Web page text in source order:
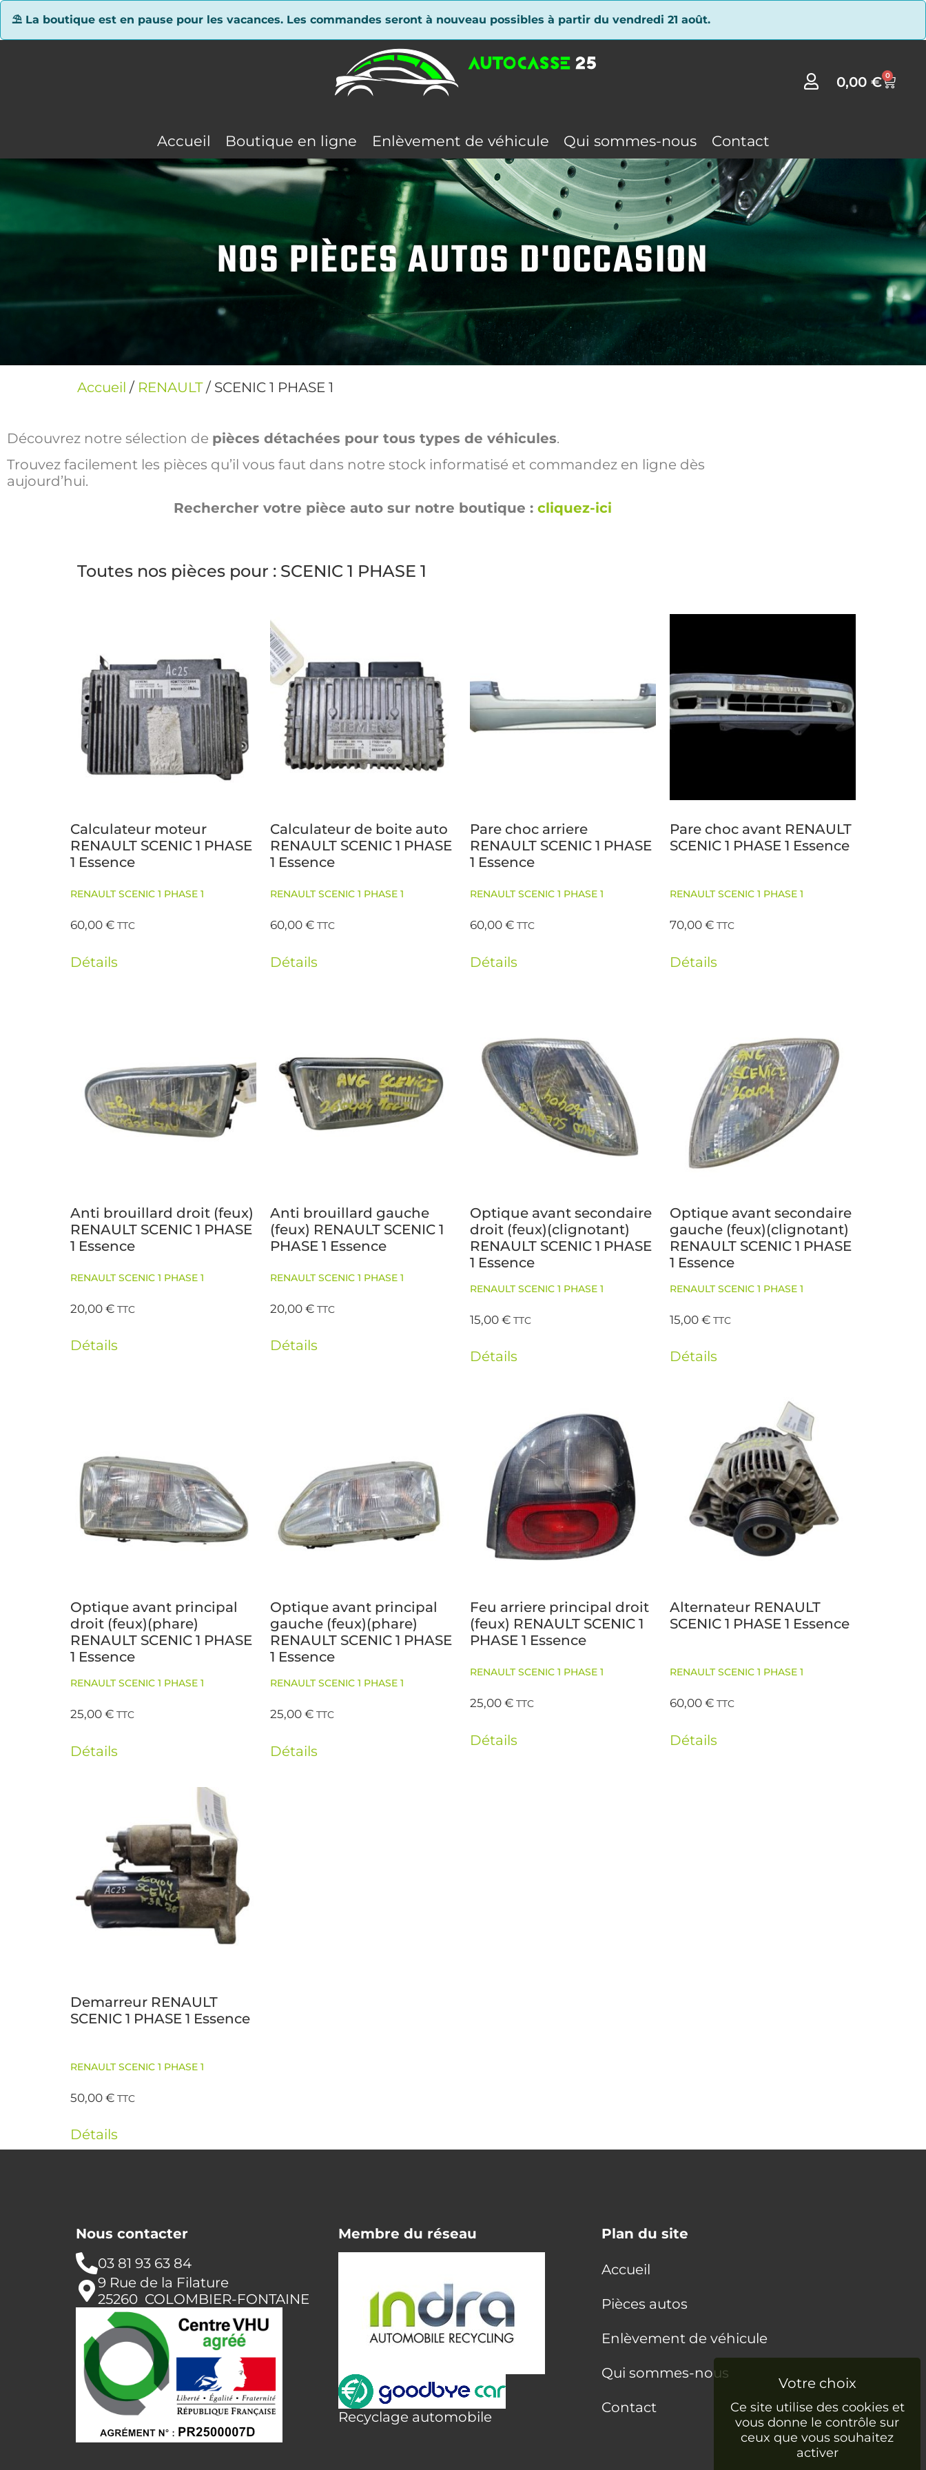
⛱ La boutique est en pause pour les vacances. Les commandes seront à nouveau possibles à partir du vendredi 21 août.
0,00€ 0
Accueil Boutique en ligne Enlèvement de véhicule Qui sommes-nous Contact
NOS PIÈCES AUTOS D'OCCASION
Accueil / RENAULT/ SCENIC 1 PHASE 1
Découvrez notre sélection de pièces détachées pour tous types de véhicules.
Trouvez facilement les pièces qu’il vous faut dans notre stock informatisé et commandez en ligne dès
aujourd’hui.
Rechercher votre pièce auto sur notre boutique : cliquez-ici
Toutes nos pièces pour : SCENIC 1 PHASE 1
Calculateur moteur
RENAULT SCENIC 1 PHASE
1 Essence
RENAULT SCENIC 1 PHASE 1
60,00€ TTC
Détails
Calculateur de boite auto
RENAULT SCENIC 1 PHASE
1 Essence
RENAULT SCENIC 1 PHASE 1
60,00€ TTC
Détails
Pare choc arriere
RENAULT SCENIC 1 PHASE
1 Essence
RENAULT SCENIC 1 PHASE 1
60,00€ TTC
Détails
Pare choc avant RENAULT
SCENIC 1 PHASE 1 Essence
RENAULT SCENIC 1 PHASE 1
70,00€ TTC
Détails
Anti brouillard droit (feux)
RENAULT SCENIC 1 PHASE
1 Essence
RENAULT SCENIC 1 PHASE 1
20,00€ TTC
Détails
Anti brouillard gauche
(feux) RENAULT SCENIC 1
PHASE 1 Essence
RENAULT SCENIC 1 PHASE 1
20,00€ TTC
Détails
Optique avant secondaire
droit (feux)(clignotant)
RENAULT SCENIC 1 PHASE
1 Essence
RENAULT SCENIC 1 PHASE 1
15,00€ TTC
Détails
Optique avant secondaire
gauche (feux)(clignotant)
RENAULT SCENIC 1 PHASE
1 Essence
RENAULT SCENIC 1 PHASE 1
15,00€ TTC
Détails
Optique avant principal
droit (feux)(phare)
RENAULT SCENIC 1 PHASE
1 Essence
RENAULT SCENIC 1 PHASE 1
25,00€ TTC
Détails
Optique avant principal
gauche (feux)(phare)
RENAULT SCENIC 1 PHASE
1 Essence
RENAULT SCENIC 1 PHASE 1
25,00€ TTC
Détails
Feu arriere principal droit
(feux) RENAULT SCENIC 1
PHASE 1 Essence
RENAULT SCENIC 1 PHASE 1
25,00€ TTC
Détails
Alternateur RENAULT
SCENIC 1 PHASE 1 Essence
RENAULT SCENIC 1 PHASE 1
60,00€ TTC
Détails
Demarreur RENAULT
SCENIC 1 PHASE 1 Essence
RENAULT SCENIC 1 PHASE 1
50,00€ TTC
Détails
Nous contacter
03 81 93 63 84
9 Rue de la Filature
25260 COLOMBIER-FONTAINE
Membre du réseau
Recyclage automobile
Plan du site
Accueil
Pièces autos
Enlèvement de véhicule
Qui sommes-nous
Contact
Panneau de gestion des cookies
Ce site utilise des cookies et
vous donne le contrôle sur
ceux que vous souhaitez
activer